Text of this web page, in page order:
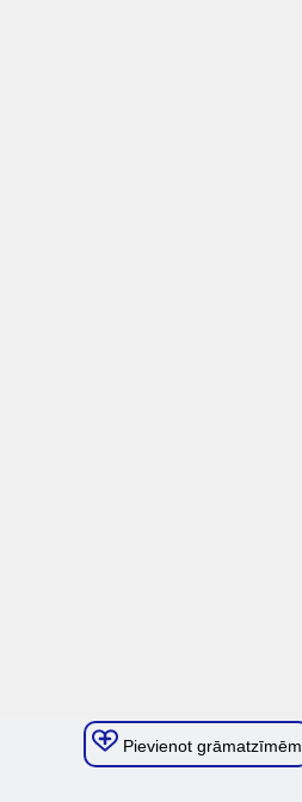
Pievienot grāmatzīmēm